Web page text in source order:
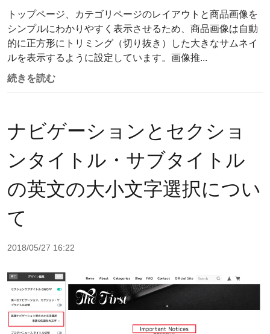
トップページ、カテゴリページのレイアウトと商品画像を
シンプルにわかりやすく表示させるため、商品画像は自動
的に正方形にトリミング（切り抜き）した大きなサムネイ
ルを表示するように設定しています。画像推...
続きを読む
ナビゲーションとセクショ
ンタイトル・サブタイトル
の英文の大小文字選択につい
て
2018/05/27 16:22